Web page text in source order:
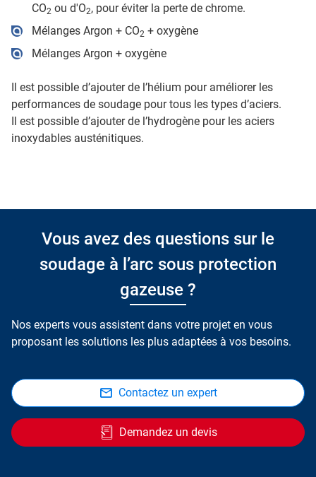
CO2 ou d'O2, pour éviter la perte de chrome.
Mélanges Argon + CO2 + oxygène
Mélanges Argon + oxygène
Il est possible d’ajouter de l’hélium pour améliorer les
performances de soudage pour tous les types d’aciers.
Il est possible d’ajouter de l’hydrogène pour les aciers
inoxydables austénitiques.
Vous avez des questions sur le
soudage à l’arc sous protection
gazeuse ?
Nos experts vous assistent dans votre projet en vous
proposant les solutions les plus adaptées à vos besoins.
Contactez un expert
Demandez un devis